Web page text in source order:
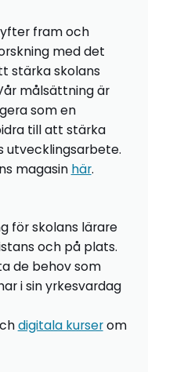
fram och
med det
stärka skolans
målsättning är
som en
till att stärka
utvecklingsarbete.
magasin här.
för skolans lärare
och på plats.
de behov som
i sin yrkesvardag
digitala kurserom